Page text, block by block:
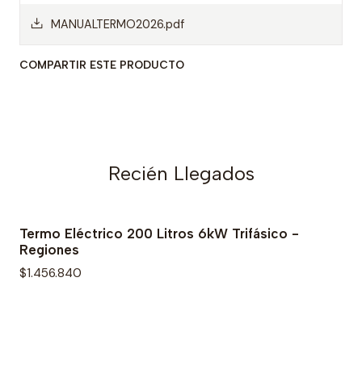
MANUALTERMO2026.pdf
COMPARTIR ESTE PRODUCTO
Recién Llegados
Termo Eléctrico 200 Litros 6kW Trifásico -
Regiones
$1.456.840